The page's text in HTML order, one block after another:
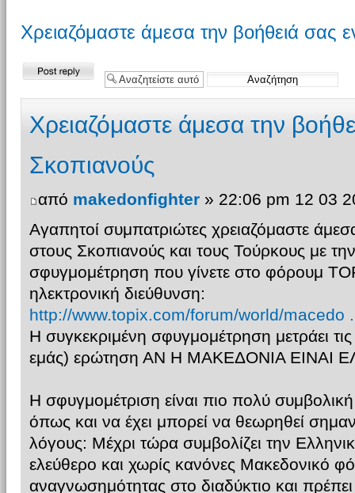
Xρειαζόμαστε άμεσα την βοήθειά σας
Δημιουργία
Xρειαζόμαστε άμεσα την
Σκοπιανούς
από makedonfighter» 22:06 pm 12 03
Αγαπητοί συμπατριώτες χρειαζόμαστε
στους Σκοπιανούς και τους Τούρκους με
σφυγμομέτρηση που γίνετε στο φόρουμ
ηλεκτρονική διεύθυνση:
http://www.topix.com/forum/world/macedo
Η συγκεκριμένη σφυγμομέτρηση μετράει
εμάς) ερώτηση ΑΝ Η ΜΑΚΕΔΟΝΙΑ ΕΙΝΑΙ
Η σφυγμομέτριση είναι πιο πολύ
όπως και να έχει μπορεί να θεωρηθεί
λόγους: Μέχρι τώρα συμβολίζει την
ελεύθερο και χωρίς κανόνες Μακεδονικό
αναγνωσημότητας στο διαδύκτιο και